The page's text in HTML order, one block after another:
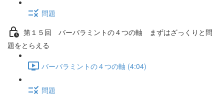
問題
第１５回 バーバラミントの４つの軸 まずはざっくりと問
題をとらえる
バーバラミントの４つの軸 (4:04)
問題